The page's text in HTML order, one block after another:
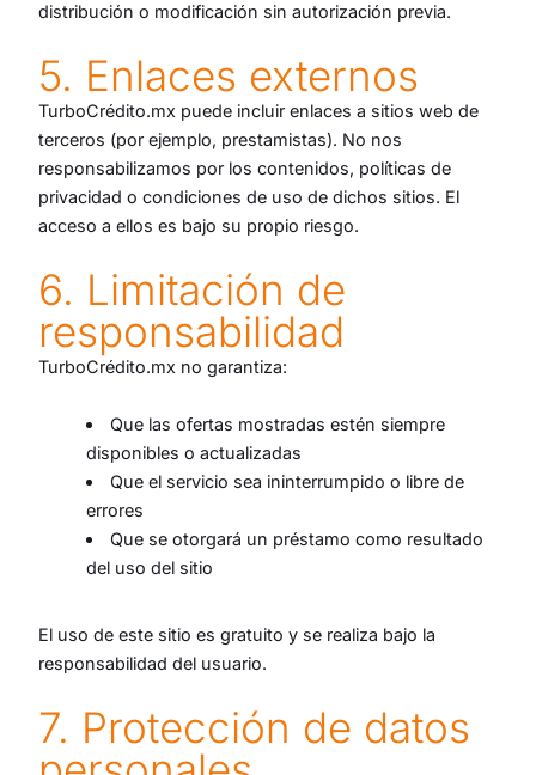
distribución o modificación sin autorización previa.
5. Enlaces externos
TurboCrédito.mx puede incluir enlaces a sitios web de
terceros (por ejemplo, prestamistas). No nos
responsabilizamos por los contenidos, políticas de
privacidad o condiciones de uso de dichos sitios. El
acceso a ellos es bajo su propio riesgo.
6. Limitación de
responsabilidad
TurboCrédito.mx no garantiza:
Que las ofertas mostradas estén siempre
disponibles o actualizadas
Que el servicio sea ininterrumpido o libre de
errores
Que se otorgará un préstamo como resultado
del uso del sitio
El uso de este sitio es gratuito y se realiza bajo la
responsabilidad del usuario.
7. Protección de datos